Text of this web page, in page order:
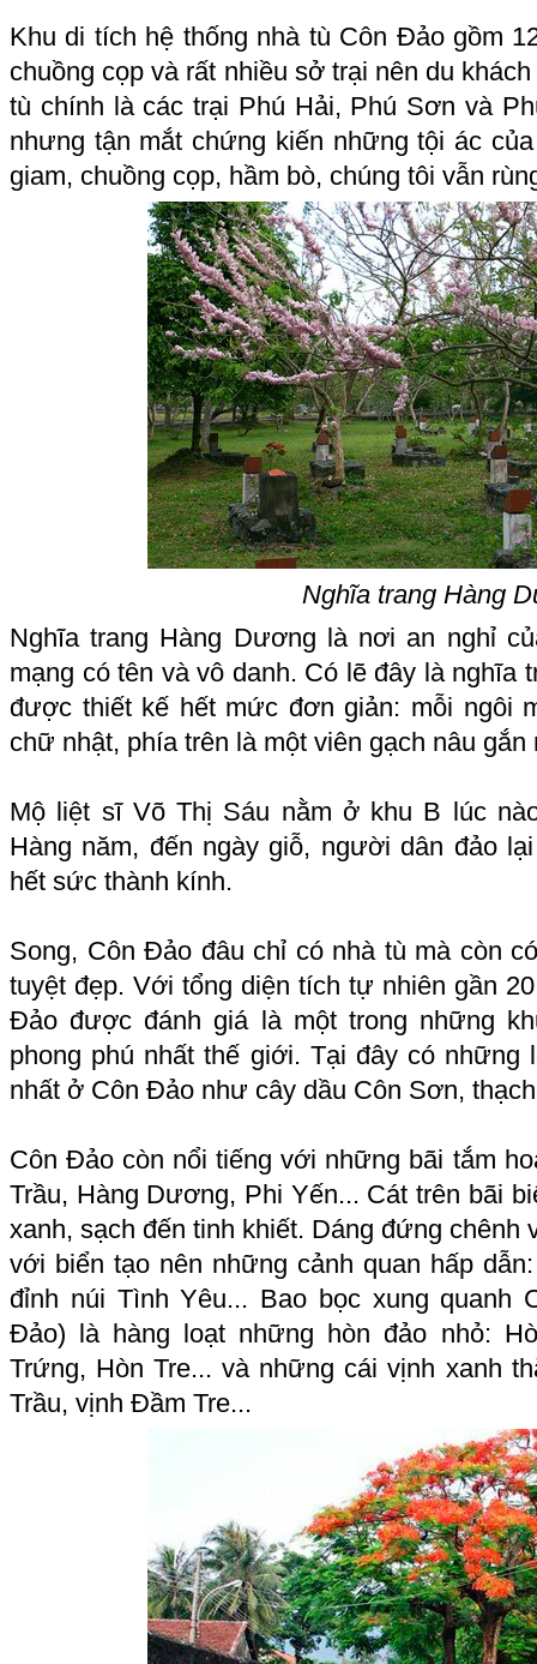
Khu di tích hệ thống nhà tù Côn Đảo gồm
chuồng cọp và rất nhiều sở trại nên du
tù chính là các trại Phú Hải, Phú Sơn và
nhưng tận mắt chứng kiến những tội ác
giam, chuồng cọp, hầm bò, chúng tôi vẫn
Nghĩa trang Hàng
Nghĩa trang Hàng Dương là nơi an nghỉ
mạng có tên và vô danh. Có lẽ đây là nghĩa
được thiết kế hết mức đơn giản: mỗi ngôi
chữ nhật, phía trên là một viên gạch nâu gắn
Mộ liệt sĩ Võ Thị Sáu nằm ở khu B lúc
Hàng năm, đến ngày giỗ, người dân đảo
hết sức thành kính.
Song, Côn Đảo đâu chỉ có nhà tù mà còn
tuyệt đẹp. Với tổng diện tích tự nhiên gần
Đảo được đánh giá là một trong những
phong phú nhất thế giới. Tại đây có
nhất ở Côn Đảo như cây dầu Côn Sơn,
Côn Đảo còn nổi tiếng với những bãi tắm
Trầu, Hàng Dương, Phi Yến... Cát trên bãi
xanh, sạch đến tinh khiết. Dáng đứng chênh
với biển tạo nên những cảnh quan hấp
đỉnh núi Tình Yêu... Bao bọc xung quanh
Đảo) là hàng loạt những hòn đảo nhỏ:
Trứng, Hòn Tre... và những cái vịnh xanh
Trầu, vịnh Đầm Tre...